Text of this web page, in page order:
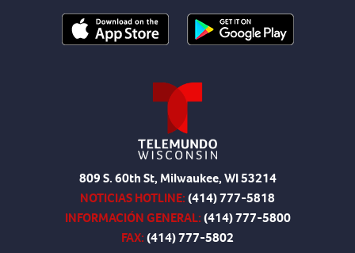
809 S. 60th St, Milwaukee, WI 53214
NOTICIAS HOTLINE:(414) 777-5818
INFORMACIÓN GENERAL:(414) 777-5800
FAX:(414) 777-5802